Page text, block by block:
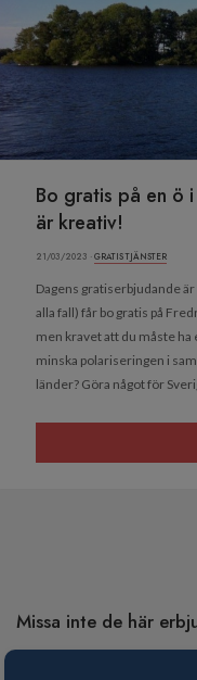
Bo gratis på en ö
är kreativ!
21/03/2023 ·GRATIS TJÄNSTER
Dagens gratiserbjudande
alla fall) får bo gratis på
men kravet att du måste
minska polariseringen i
länder? Göra något för
Missa inte de här